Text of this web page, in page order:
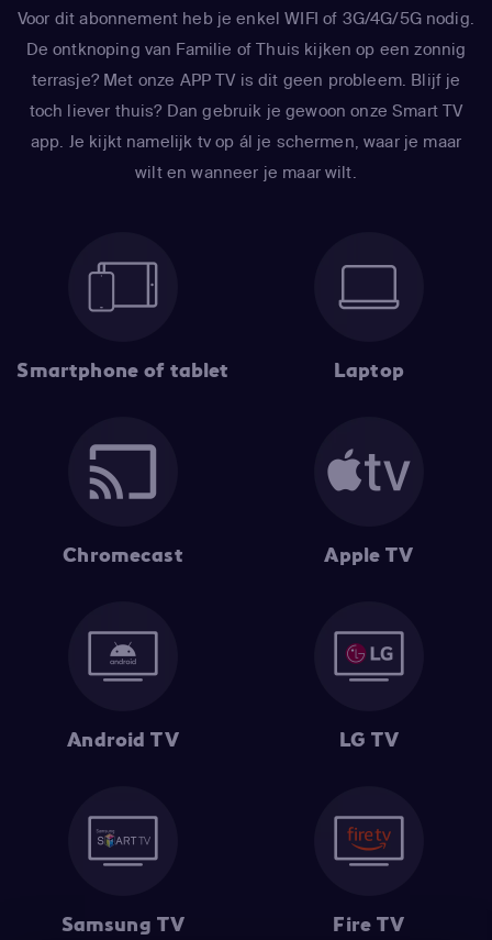
Voor dit abonnement heb je enkel WIFI of 3G/4G/5G nodig.
De ontknoping van Familie of Thuis kijken op een zonnig
terrasje? Met onze APP TV is dit geen probleem. Blijf je
toch liever thuis? Dan gebruik je gewoon onze Smart TV
app. Je kijkt namelijk tv op ál je schermen, waar je maar
wilt en wanneer je maar wilt.
Smartphone of tablet Laptop
Chromecast Apple TV
Android TV LG TV
Samsung TV Fire TV